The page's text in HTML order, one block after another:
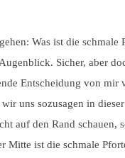
Was ist die
Sicher, aber
Entscheidung von
uns sozusagen in
auf den Rand
Mitte ist die schmale